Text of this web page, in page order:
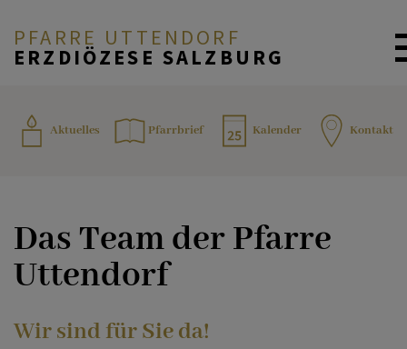
PFARRE UTTENDORF
ERZDIÖZESE SALZBURG
AKTUELLES
SAKRAMENTE
PFARRLEBEN
ZURÜCK
Pfarrkanzlei
Gruppen
Aktuelles Pfarrbrief Kalender Kontakt
Das Team der Pfarre
Uttendorf
Wir sind für Sie da!